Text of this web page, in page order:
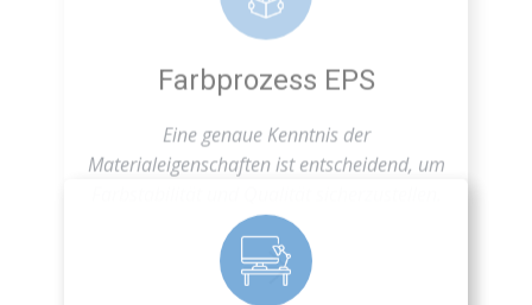
Farbstabilität und Qualität sicherzustellen.